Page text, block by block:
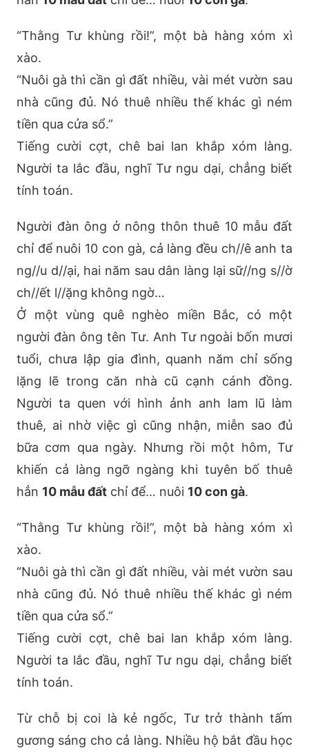
“Thằng Tư khùng rồi!”, một bà hàng xóm xì
xào.
“Nuôi gà thì cần gì đất nhiều, vài mét vườn sau
nhà cũng đủ. Nó thuê nhiều thế khác gì ném
tiền qua cửa sổ.”
Tiếng cười cợt, chê bai lan khắp xóm làng.
Người ta lắc đầu, nghĩ Tư ngu dại, chẳng biết
tính toán.
Người đàn ông ở nông thôn thuê 10 mẫu đất
chỉ để nuôi 10 con gà, cả làng đều ch//ê anh ta
ng//u d//ại, hai năm sau dân làng lại sữ//ng s//ờ
ch//ết l//ặng không ngờ…
Ở một vùng quê nghèo miền Bắc, có một
người đàn ông tên Tư. Anh Tư ngoài bốn mươi
tuổi, chưa lập gia đình, quanh năm chỉ sống
lặng lẽ trong căn nhà cũ cạnh cánh đồng.
Người ta quen với hình ảnh anh lam lũ làm
thuê, ai nhờ việc gì cũng nhận, miễn sao đủ
bữa cơm qua ngày. Nhưng rồi một hôm, Tư
khiến cả làng ngỡ ngàng khi tuyên bố thuê
hẳn 10 mẫu đất chỉ để… nuôi 10 con gà.
“Thằng Tư khùng rồi!”, một bà hàng xóm xì
xào.
“Nuôi gà thì cần gì đất nhiều, vài mét vườn sau
nhà cũng đủ. Nó thuê nhiều thế khác gì ném
tiền qua cửa sổ.”
Tiếng cười cợt, chê bai lan khắp xóm làng.
Người ta lắc đầu, nghĩ Tư ngu dại, chẳng biết
tính toán.
Từ chỗ bị coi là kẻ ngốc, Tư trở thành tấm
gương sáng cho cả làng. Nhiều hộ bắt đầu học